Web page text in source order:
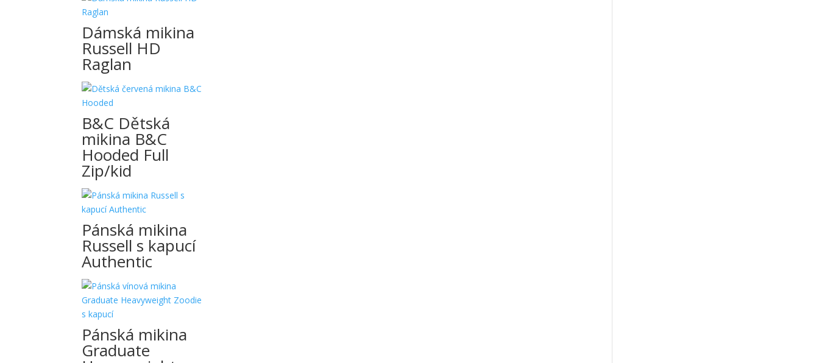
Dámská mikina
Russell HD
Raglan
B&C Dětská
mikina B&C
Hooded Full
Zip/kid
Pánská mikina
Russell s kapucí
Authentic
Pánská mikina
Graduate